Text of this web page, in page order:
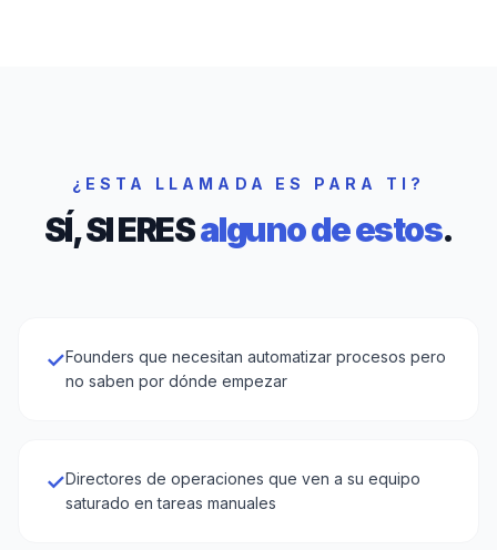
¿ESTA LLAMADA ES PARA TI?
SÍ, SI ERESalguno de estos.
✓Founders que necesitan automatizar procesos pero
no saben por dónde empezar
✓Directores de operaciones que ven a su equipo
saturado en tareas manuales